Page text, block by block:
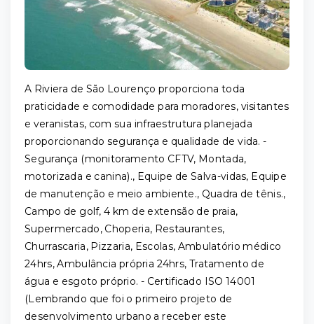
A Riviera de São Lourenço proporciona toda
praticidade e comodidade para moradores, visitantes
e veranistas, com sua infraestrutura planejada
proporcionando segurança e qualidade de vida. -
Segurança (monitoramento CFTV, Montada,
motorizada e canina)., Equipe de Salva-vidas, Equipe
de manutenção e meio ambiente., Quadra de tênis.,
Campo de golf, 4 km de extensão de praia,
Supermercado, Choperia, Restaurantes,
Churrascaria, Pizzaria, Escolas, Ambulatório médico
24hrs, Ambulância própria 24hrs, Tratamento de
água e esgoto próprio. - Certificado ISO 14001
(Lembrando que foi o primeiro projeto de
desenvolvimento urbano a receber este